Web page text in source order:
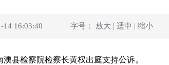
14 16:03:40 字号： 放大 | 适中 | 缩小
县检察院检察长黄权出庭支持公诉。